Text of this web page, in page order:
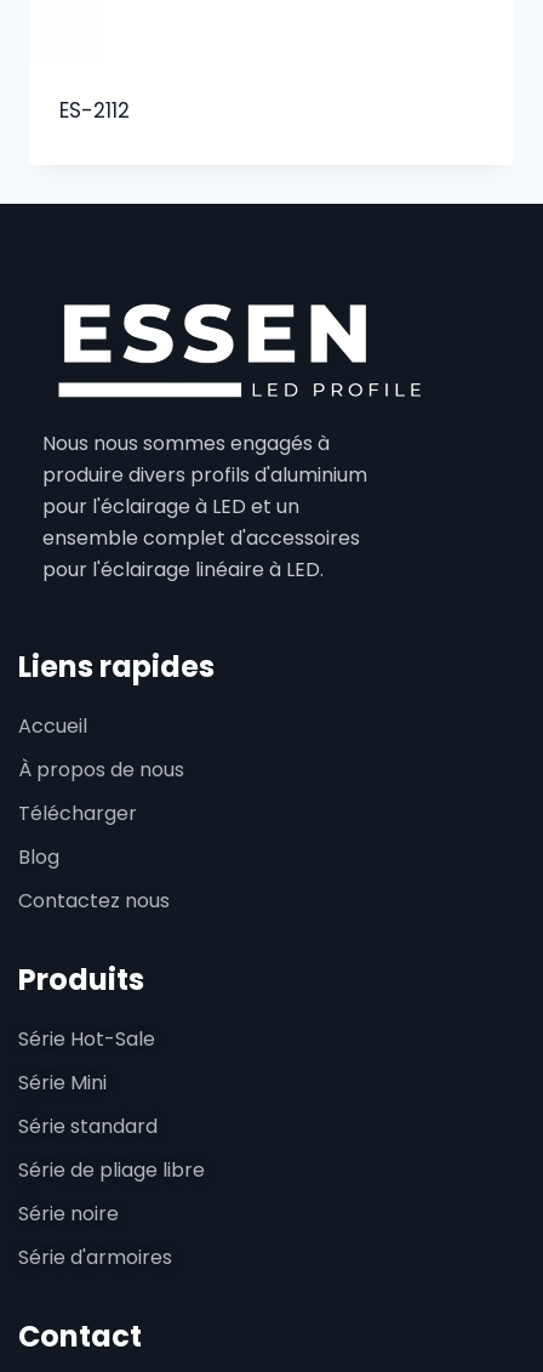
ES-2112
Nous nous sommes engagés à
produire divers profils d'aluminium
pour l'éclairage à LED et un
ensemble complet d'accessoires
pour l'éclairage linéaire à LED.
Liens rapides
Accueil
À propos de nous
Télécharger
Blog
Contactez nous
Produits
Série Hot-Sale
Série Mini
Série standard
Série de pliage libre
Série noire
Série d'armoires
Contact